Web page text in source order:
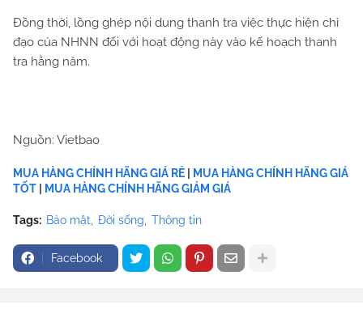
Đồng thời, lồng ghép nội dung thanh tra việc thực hiện chỉ
đạo của NHNN đối với hoạt động này vào kế hoạch thanh
tra hằng năm.
Nguồn: Vietbao
MUA HÀNG CHÍNH HÃNG GIÁ RẺ
MUA HÀNG CHÍNH HÃNG GIÁ
TỐT
MUA HÀNG CHÍNH HÃNG GIẢM GIÁ
Tags: Bảo mật Đời sống Thông tin
Facebook